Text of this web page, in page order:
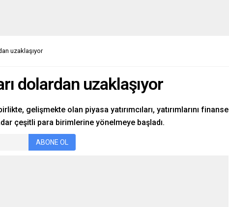
uzaklaşıyor
dolardan uzaklaşıyor
gelişmekte olan piyasa yatırımcıları, yatırımlarını finanse
çeşitli para birimlerine yönelmeye başladı.
ABONE OL